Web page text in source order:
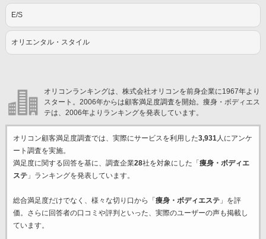
E/S
オリエンタル・スタイル
オリコンランキングは、株式会社オリコンを前身企業に1967年より
スタート。2006年からは顧客満足度調査を開始。痩身・ボディエス
テは、2006年よりランキングを発表しています。
オリコン顧客満足度調査では、実際にサービスを利用した3,931人にアンケ
ート調査を実施。
満足度に関する回答を基に、調査企業28社を対象にした「 痩身・ボディエ
ステ」ランキングを発表しています。
総合満足度だけでなく、様々な切り口から「 痩身・ボディエステ」を評
価。さらに回答者の口コミや評判といった、実際のユーザーの声も掲載し
ています。